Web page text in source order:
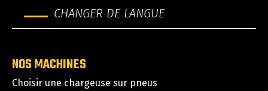
CHANGER DE LANGUE
NOS MACHINES
Choisir une chargeuse sur pneus